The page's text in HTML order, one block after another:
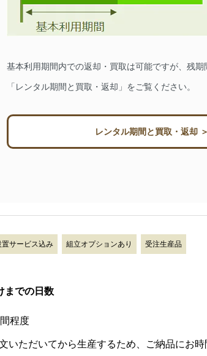
基本利用期間内での返却・買取は可能ですが、残期
「レンタル期間と買取・返却」をご覧ください。
レンタル期間と買取・返却 ＞
置サービス込み 組立オプションあり 受注生産品
までの日数
程度
いただいてから生産するため、ご納品にお時